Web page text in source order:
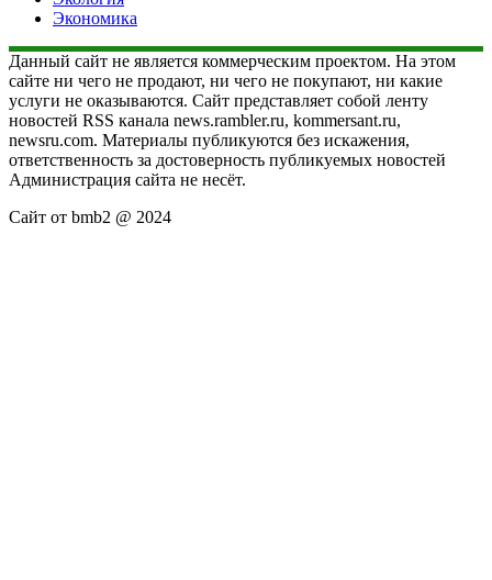
Экономика
Данный сайт не является коммерческим проектом. На этом
сайте ни чего не продают, ни чего не покупают, ни какие
услуги не оказываются. Сайт представляет собой ленту
новостей RSS канала news.rambler.ru, kommersant.ru,
newsru.com. Материалы публикуются без искажения,
ответственность за достоверность публикуемых новостей
Администрация сайта не несёт.
Сайт от bmb2 @ 2024